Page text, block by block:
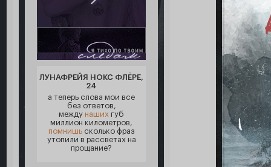
ЛУНАФРЕЙЯ НОКС ФЛЁРЕ,
24
а теперь слова мои все
без ответов,
между наших губ
миллион километров,
помнишьсколько фраз
утопили в рассветах на
прощание?